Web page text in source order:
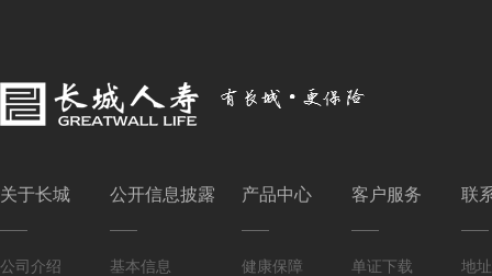
关于长城
公司介绍
公开信息披露
基本信息
产品中心
健康保障
客户服务
单证下载
联
地